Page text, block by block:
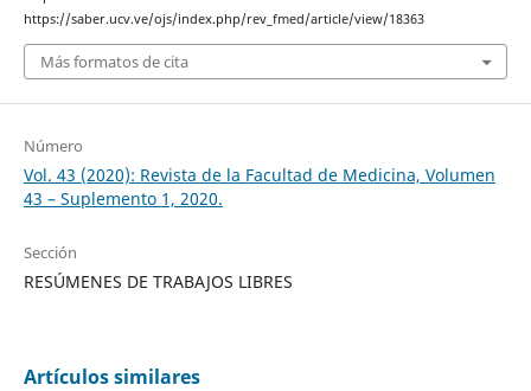
https://saber.ucv.ve/ojs/index.php/rev_fmed/article/view/18363
Más formatos de cita
Número
Vol. 43 (2020): Revista de la Facultad de Medicina, Volumen
43 – Suplemento 1, 2020.
Sección
RESÚMENES DE TRABAJOS LIBRES
Artículos similares